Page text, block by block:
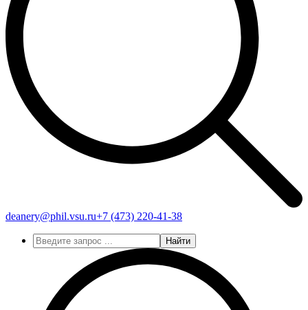
deanery@phil.vsu.ru+7 (473) 220-41-38
Найти